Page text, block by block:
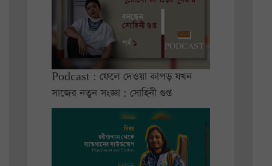
Podcast : ফেলে দেওয়া কাপড় যখন
সাজের নতুন সংজ্ঞা : সোহিনী গুপ্ত